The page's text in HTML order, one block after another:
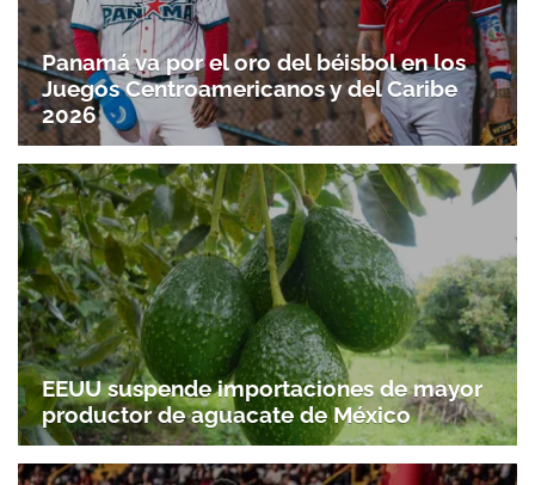
Panamá va por el oro del béisbol en los
Juegos Centroamericanos y del Caribe
2026
EEUU suspende importaciones de mayor
productor de aguacate de México